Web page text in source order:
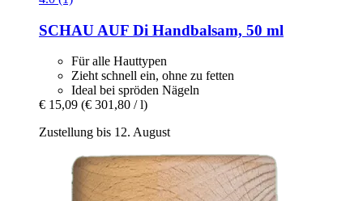
SCHAU AUF Di Handbalsam, 50 ml
Für alle Hauttypen
Zieht schnell ein, ohne zu fetten
Ideal bei spröden Nägeln
€ 15,09 (€ 301,80 / l)
Zustellung bis 12. August